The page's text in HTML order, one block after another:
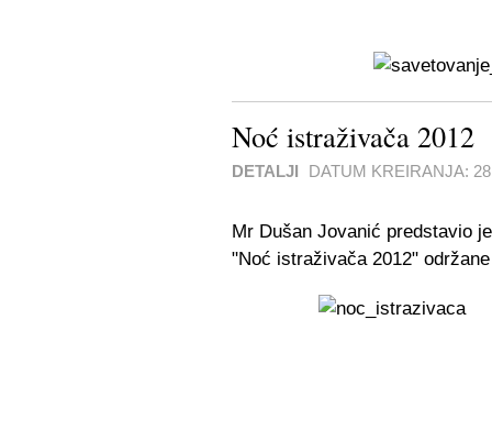
Noć istraživača 2012
DETALJI DATUM KREIRANJA:
Mr Dušan Jovanić predstavio
"Noć istraživača 2012"